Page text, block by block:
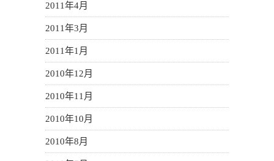
2011年4月
2011年3月
2011年1月
2010年12月
2010年11月
2010年10月
2010年8月